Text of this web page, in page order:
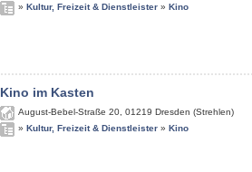
» Kultur, Freizeit & Dienstleister » Kino
Kino im Kasten
August-Bebel-Straße 20 01219 Dresden (Strehlen)
» Kultur, Freizeit & Dienstleister » Kino